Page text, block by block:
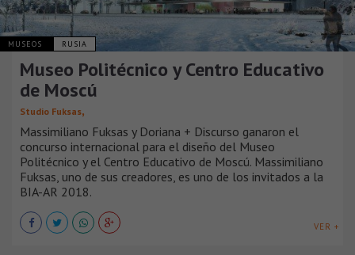
MUSEOS RUSIA
Museo Politécnico y Centro Educativo
de Moscú
Studio Fuksas,
Massimiliano Fuksas y Doriana + Discurso ganaron el
concurso internacional para el diseño del Museo
Politécnico y el Centro Educativo de Moscú. Massimiliano
Fuksas, uno de sus creadores, es uno de los invitados a la
BIA-AR 2018.
VER +